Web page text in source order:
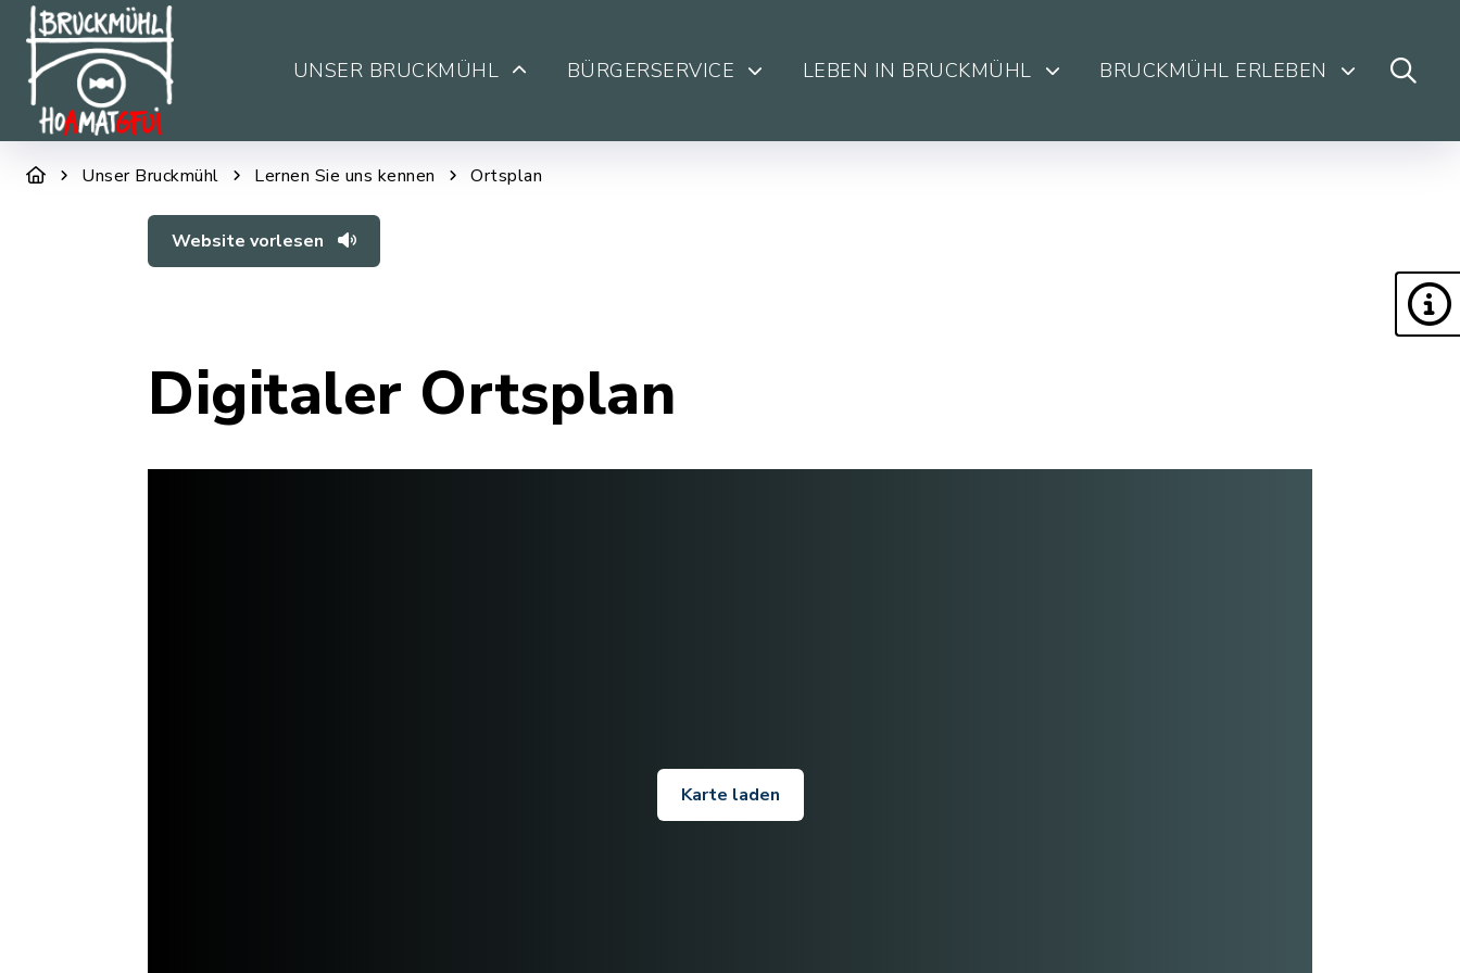
UNSER BRUCKMÜHL BÜRGERSERVICE LEBEN IN BRUCKMÜHL BRUCKMÜHL ERLEBEN
Unser Bruckmühl Lernen Sie uns kennen Ortsplan
Website vorlesen
Digitaler Ortsplan
Karte laden